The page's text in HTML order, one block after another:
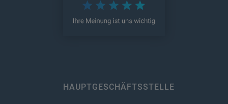
HAUPTGESCHÄFTSSTELLE